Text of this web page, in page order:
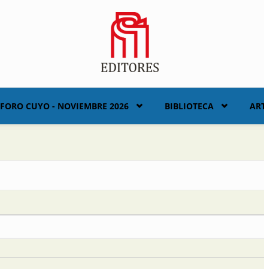
FORO CUYO - NOVIEMBRE 2026 BIBLIOTECA